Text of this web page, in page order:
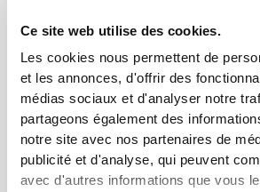
Ce site web utilise des cookies.
Les cookies nous permettent de
et les annonces, d'offrir des
médias sociaux et d'analyser notre
partageons également des
notre site avec nos partenaires de
publicité et d'analyse, qui peuvent
avec d'autres informations que vous